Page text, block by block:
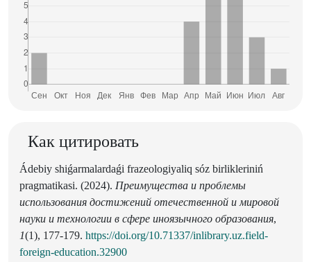
Как цитировать
Ádebiy shiǵarmalardaǵi frazeologiyaliq sóz birlikleriniń
pragmatikasi. (2024). Преимущества и проблемы
использования достижений отечественной и мировой
науки и технологии в сфере иноязычного образования,
1(1), 177-179. https://doi.org/10.71337/inlibrary.uz.field-
foreign-education.32900